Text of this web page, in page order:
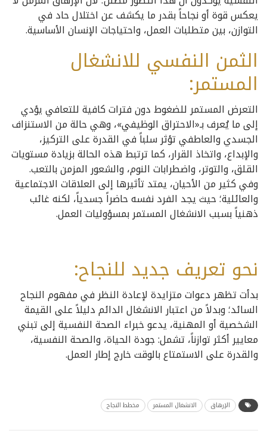
يعكس قوة أو نجاحاً بقدر ما يكشف عن اختلال حاد في
التوازن، بين متطلبات العمل، واحتياجات الإنسان الأساسية.
الثمن النفسي للانشغال
المستمر:
التعرض المستمر للضغوط دون فترات كافية للتعافي يؤدي
إلى ما يُعرف بـ«الاحتراق الوظيفي»، وهي حالة من الاستنزاف
الجسدي والعاطفي تؤثر سلباً في القدرة على التركيز،
والإبداع، واتخاذ القرار، كما ترتبط هذه الحالة بزيادة مستويات
القلق، والتوتر، واضطرابات النوم، والشعور المزمن بالتعب.
وفي كثير من الأحيان، يمتد تأثيرها إلى العلاقات الاجتماعية
والعائلية؛ حيث يجد الفرد نفسه حاضراً جسدياً، لكنه غائب
ذهنياً بسبب الانشغال المستمر بمسؤوليات العمل.
نحو تعريف جديد للنجاح:
بدأت تظهر دعوات متزايدة لإعادة النظر في مفهوم النجاح
السائد؛ وبدلاً من اعتبار الانشغال الدائم دليلاً على القيمة
الشخصية أو المهنية، يدعو خبراء الصحة النفسية إلى تبني
معايير أكثر توازناً، تشمل: جودة الحياة، والصحة النفسية،
والقدرة على الاستمتاع بالوقت خارج إطار العمل.
الإرهاق الانشغال المستمر مخطط النجاح